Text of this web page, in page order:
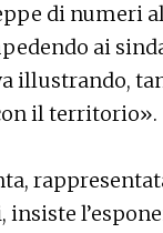
di numeri
ai
illustrando,
il territorio».
, insiste